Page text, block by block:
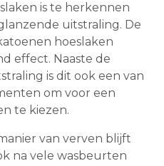
is te herkennen
uitstraling. De
hoeslaken
effect. Naaste de
is dit ook een van
om voor een
te kiezen.
van verven blijft
na vele wasbeurten